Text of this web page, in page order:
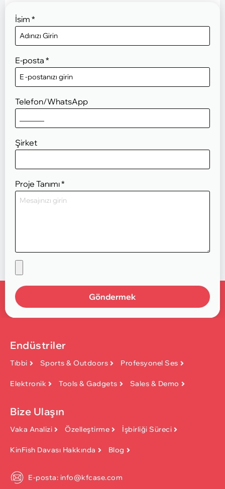
İsim *
E-posta *
Telefon/WhatsApp
Şirket
Proje Tanımı*
Göndermek
Endüstriler
Tıbbi Sports & Outdoors Profesyonel Ses
Elektronik Tools & Gadgets Sales & Demo
Bize Ulaşın
Vaka Analizi Özelleştirme İşbirliği Süreci
KinFish Davası Hakkında Blog
E-posta: info@kfcase.com